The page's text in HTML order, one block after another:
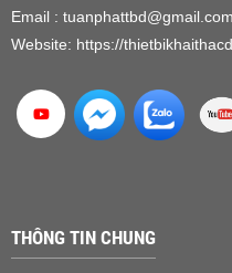
Email : tuanphattbd@gmail.com
Website: https://
THÔNG TIN CHUNG